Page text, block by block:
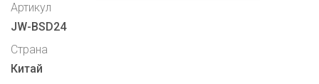
Артикул
JW-BSD24
Страна
Китай